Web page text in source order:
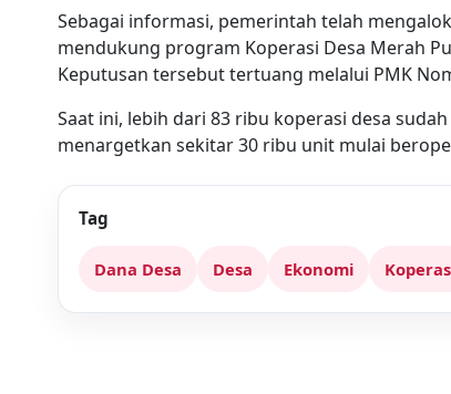
Sebagai informasi, pemerintah telah
mendukung program Koperasi Desa Merah
Keputusan tersebut tertuang melalui PMK
Saat ini, lebih dari 83 ribu koperasi desa
menargetkan sekitar 30 ribu unit mulai
Tag
Dana Desa Desa Ekonomi